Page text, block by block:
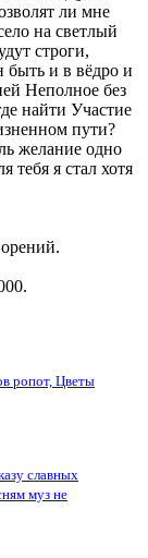
ли мне
на светлый
строги,
быть и в вёдро и
Неполное без
найти Участие
пути?
желание одно
тебя я стал хотя
ропот, Цветы
славных
муз не